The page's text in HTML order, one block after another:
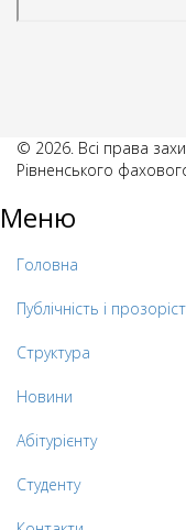
© 2026. Всі права
Рівненського
Меню
Головна
Публічність і
Структура
Новини
Абітурієнту
Студенту